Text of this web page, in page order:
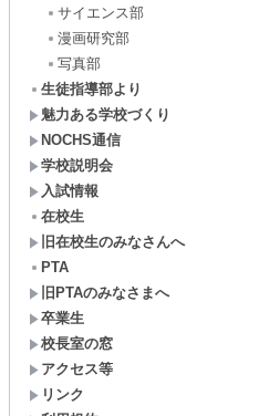
サイエンス部
漫画研究部
写真部
生徒指導部より
魅力ある学校づくり
NOCHS通信
学校説明会
入試情報
在校生
旧在校生のみなさんへ
PTA
旧PTAのみなさまへ
卒業生
校長室の窓
アクセス等
リンク